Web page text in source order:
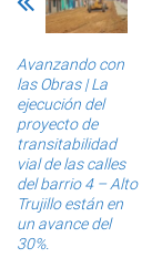
Avanzando con
las Obras | La
ejecución del
proyecto de
transitabilidad
vial de las calles
del barrio 4 – Alto
Trujillo están en
un avance del
30%.